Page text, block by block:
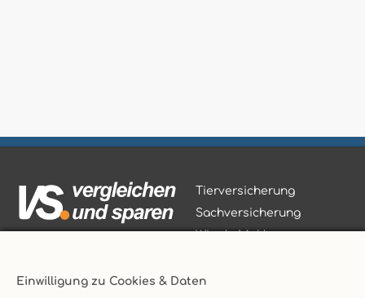
Einwilligung zu Cookies & Daten
Tierversicherung
Sachversicherung
Wir als Makler